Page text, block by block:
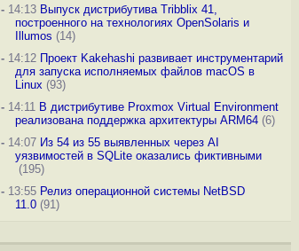
-14:13 Выпуск дистрибутива Tribblix 41,
построенного на технологиях OpenSolaris и
Illumos (14)
-14:12 Проект Kakehashi развивает инструментарий
для запуска исполняемых файлов macOS в
Linux (93)
-14:11 В дистрибутиве Proxmox Virtual Environment
реализована поддержка архитектуры ARM64(6)
-14:07 Из 54 из 55 выявленных через AI
уязвимостей в SQLite оказались фиктивными
(195)
-13:55 Релиз операционной системы NetBSD
11.0(91)